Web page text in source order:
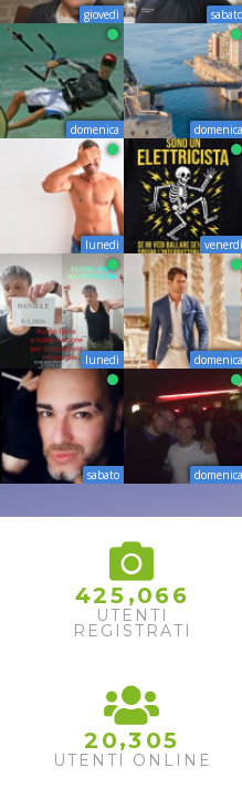
giovedì sabato
domenica domenica
lunedì venerdì
lunedì domenica
sabato domenica
425 ,066
UTENTI
REGISTRATI
2 0,3 05
UTENTI ONLINE